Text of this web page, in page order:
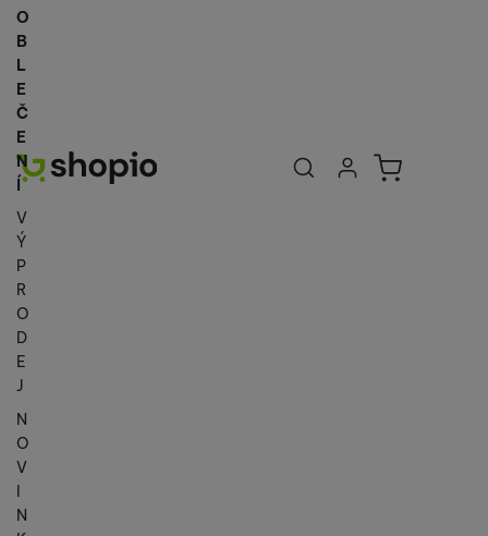
Uživatelská
Přihlásit se
Košík
O
B
L
E
Č
E
N
Í
V
Ý
P
R
O
D
E
J
N
O
V
I
N